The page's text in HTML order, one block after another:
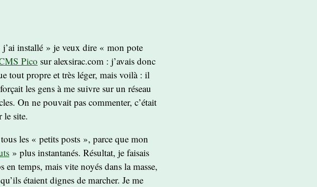
installé » je veux dire « mon pote
Pico sur alexsirac.com : j’avais donc
tout propre et très léger, mais voilà : il
les gens à me suivre sur un réseau
On ne pouvait pas commenter, c’était
le site.
les « petits posts », parce que mon
» plus instantanés. Résultat, je faisais
en temps, mais vite noyés dans la masse,
étaient dignes de marcher. Je me